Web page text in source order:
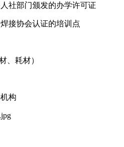
社部门颁发的办学许可证
接协会认证的培训点
、耗材）
构